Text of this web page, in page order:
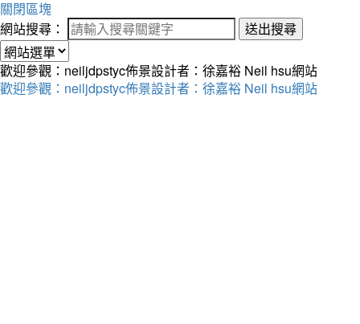
關閉區塊
網站搜尋：
送出搜尋
歡迎參觀：neiljdpstyc佈景設計者：徐嘉裕 Neil hsu網站
歡迎參觀：neiljdpstyc佈景設計者：徐嘉裕 Neil hsu網站